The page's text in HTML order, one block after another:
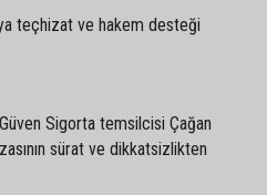
teçhizat ve hakem desteği
Güven Sigorta temsilcisi Çağan
sürat ve dikkatsizlikten